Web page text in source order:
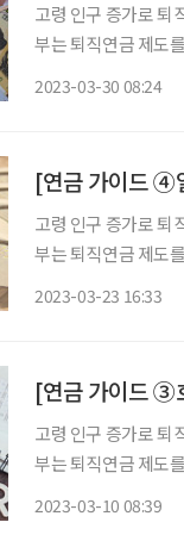
고령 인구 증가로 퇴
부는 퇴직연금 제도
2023-03-30 08:24
[연금 가이드 ④
고령 인구 증가로 퇴
부는 퇴직연금 제도
2023-03-23 16:33
[연금 가이드 ③
고령 인구 증가로 퇴
부는 퇴직연금 제도
2023-03-10 08:39